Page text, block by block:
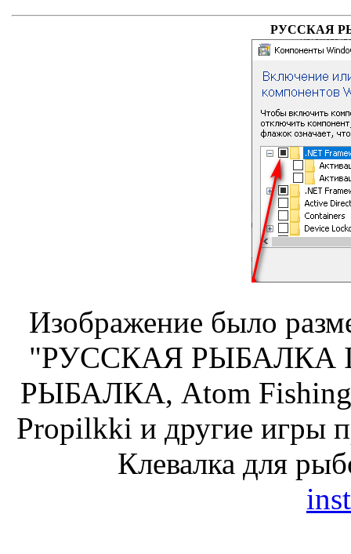
РУССКАЯ
Изображение было
"РУССКАЯ РЫБАЛКА
РЫБАЛКА, Atom Fishing,
Propilkki и другие игры
Клевалка для